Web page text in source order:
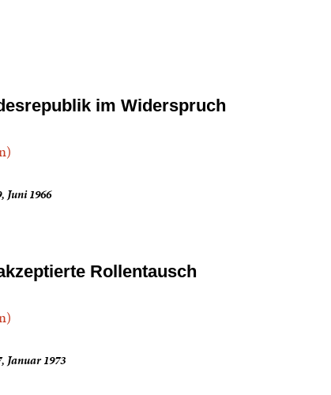
im Widerspruch
Juni 1966
Rollentausch
Januar 1973